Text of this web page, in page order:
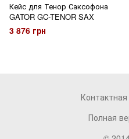
Кейс для Тенор Саксофона
GATOR GC-TENOR SAX
3 876 грн
Полная